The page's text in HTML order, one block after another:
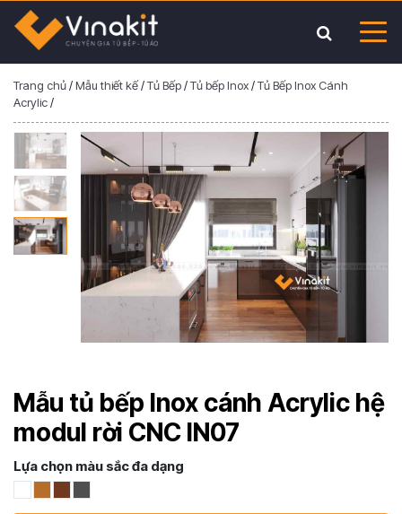
Trang chủ/Mẫu thiết kế/Tủ Bếp/Tủ bếp Inox/Tủ Bếp Inox Cánh
Acrylic/
Mẫu tủ bếp Inox cánh Acrylic hệ
modul rời CNC IN07
Lựa chọn màu sắc đa dạng